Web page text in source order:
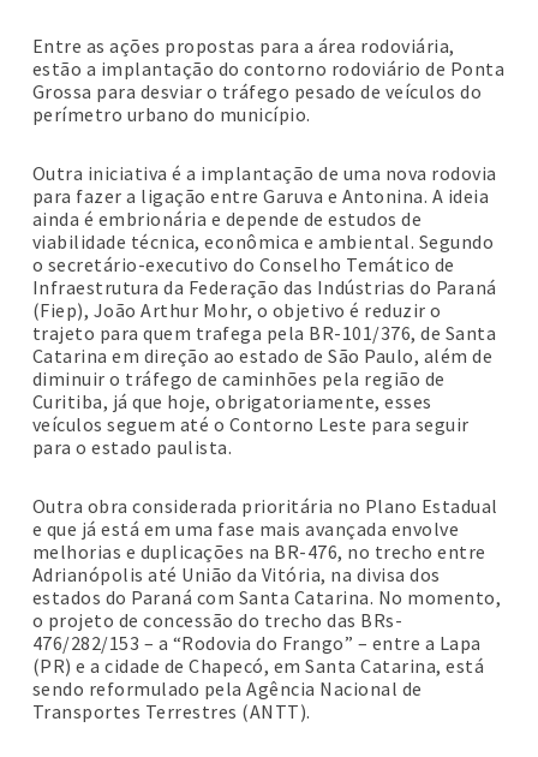
Entre as ações propostas para a área rodoviária,
estão a implantação do contorno rodoviário de Ponta
Grossa para desviar o tráfego pesado de veículos do
perímetro urbano do município.
Outra iniciativa é a implantação de uma nova rodovia
para fazer a ligação entre Garuva e Antonina. A ideia
ainda é embrionária e depende de estudos de
viabilidade técnica, econômica e ambiental. Segundo
o secretário-executivo do Conselho Temático de
Infraestrutura da Federação das Indústrias do Paraná
(Fiep), João Arthur Mohr, o objetivo é reduzir o
trajeto para quem trafega pela BR-101/376, de Santa
Catarina em direção ao estado de São Paulo, além de
diminuir o tráfego de caminhões pela região de
Curitiba, já que hoje, obrigatoriamente, esses
veículos seguem até o Contorno Leste para seguir
para o estado paulista.
Outra obra considerada prioritária no Plano Estadual
e que já está em uma fase mais avançada envolve
melhorias e duplicações na BR-476, no trecho entre
Adrianópolis até União da Vitória, na divisa dos
estados do Paraná com Santa Catarina. No momento,
o projeto de concessão do trecho das BRs-
476/282/153 – a “Rodovia do Frango” – entre a Lapa
(PR) e a cidade de Chapecó, em Santa Catarina, está
sendo reformulado pela Agência Nacional de
Transportes Terrestres (ANTT).